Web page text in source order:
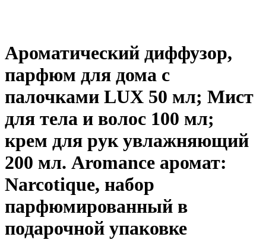
Ароматический диффузор,
парфюм для дома с
палочками LUX 50 мл; Мист
для тела и волос 100 мл;
крем для рук увлажняющий
200 мл. Aromance аромат:
Narcotique, набор
парфюмированный в
подарочной упаковке